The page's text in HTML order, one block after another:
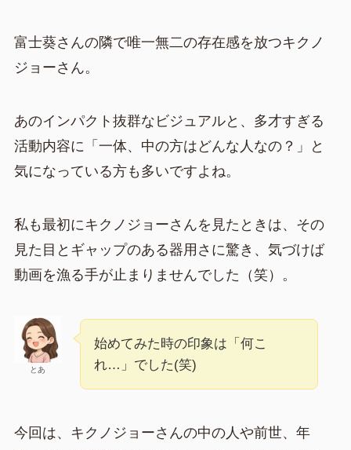
富士葵さんの隣で唯一無二の存在感を放つキクノ
ジョーさん。
あのインパクト抜群なビジュアルと、多才すぎる
活動内容に「一体、中の方はどんな人なの？」と
気になっている方も多いですよね。
私も最初にキクノジョーさんを見たときは、その
見た目とギャップのある器用さに驚き、気づけば
動画を漁る手が止まりませんでした（笑）。
とあ
始めてみた時の印象は「何こ
れ…」でした(笑)
今回は、キクノジョーさんの中の人や前世、年